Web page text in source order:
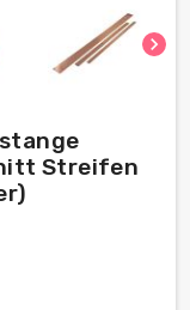
chevron_right
Streifen